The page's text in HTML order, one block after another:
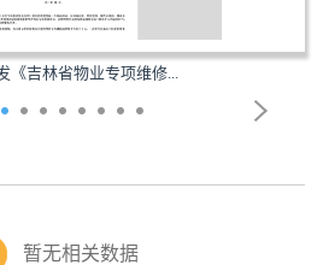
《吉林省物业专项维修...
暂无相关数据